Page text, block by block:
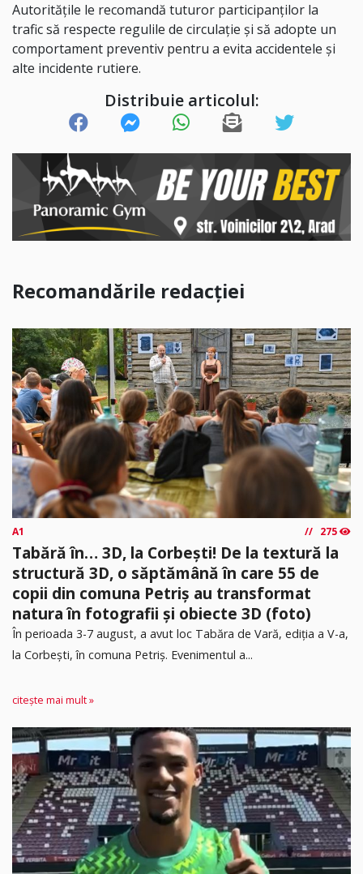
Autoritățile le recomandă tuturor participanților la
trafic să respecte regulile de circulație și să adopte un
comportament preventiv pentru a evita accidentele și
alte incidente rutiere.
Distribuie articolul:
Recomandările redacției
A1 275
Tabără în… 3D, la Corbești! De la textură la
structură 3D, o săptămână în care 55 de
copii din comuna Petriș au transformat
natura în fotografii și obiecte 3D (foto)
În perioada 3-7 august, a avut loc Tabăra de Vară, ediția a V-a,
la Corbești, în comuna Petriș. Evenimentul a...
citește mai mult »